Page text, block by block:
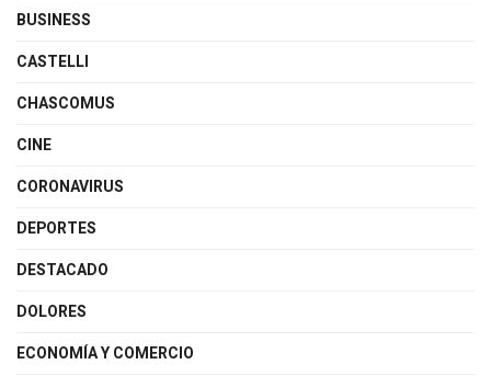
BUSINESS
CASTELLI
CHASCOMUS
CINE
CORONAVIRUS
DEPORTES
DESTACADO
DOLORES
ECONOMÍA Y COMERCIO